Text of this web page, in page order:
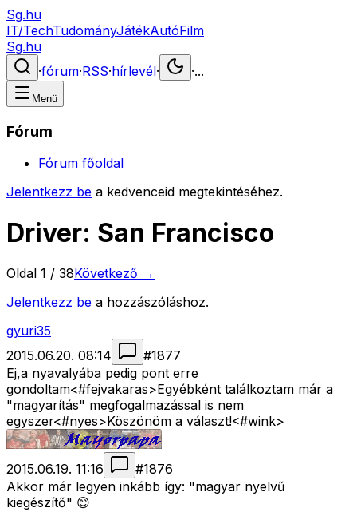
Sg.hu
IT/TechTudományJátékAutóFilm
Sg.hu
·fórum·RSS·hírlevél· ·...
Menü
Fórum
Fórum főoldal
Jelentkezz be a kedvenceid megtekintéséhez.
Driver: San Francisco
Oldal 1 / 38Következő →
Jelentkezz be a hozzászóláshoz.
gyuri35
2015.06.20. 08:14
#1877
Ej,a nyavalyába pedig pont erre
gondoltam<#fejvakaras>Egyébként találkoztam már a
"magyarítás" megfogalmazással is nem
egyszer<#nyes>Köszönöm a választ!<#wink>
2015.06.19. 11:16 #1876
Akkor már legyen inkább így: "magyar nyelvű
kiegészítő" 😊